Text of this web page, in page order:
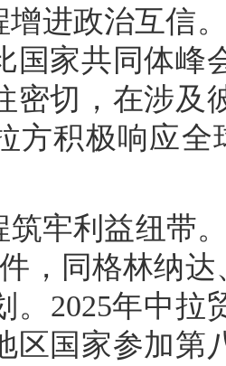
增进政治互信
国家共同体峰
密切，在涉及
方积极响应
筑牢利益纽带
，同格林纳
。2025年中拉
区国家参加第